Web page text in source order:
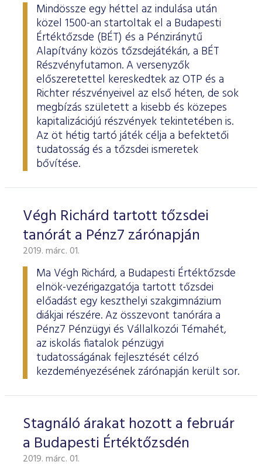
Mindössze egy héttel az indulása után
közel 1500-an startoltak el a Budapesti
Értéktőzsde (BÉT) és a Pénziránytű
Alapítvány közös tőzsdejátékán, a BÉT
Részvényfutamon. A versenyzők
előszeretettel kereskedtek az OTP és a
Richter részvényeivel az első héten, de sok
megbízás született a kisebb és közepes
kapitalizációjú részvények tekintetében is.
Az öt hétig tartó játék célja a befektetői
tudatosság és a tőzsdei ismeretek
bővítése.
Végh Richárd tartott tőzsdei
tanórát a Pénz7 zárónapján
2019. márc. 01.
Ma Végh Richárd, a Budapesti Értéktőzsde
elnök-vezérigazgatója tartott tőzsdei
előadást egy keszthelyi szakgimnázium
diákjai részére. Az összevont tanórára a
Pénz7 Pénzügyi és Vállalkozói Témahét,
az iskolás fiatalok pénzügyi
tudatosságának fejlesztését célzó
kezdeményezésének zárónapján került sor.
Stagnáló árakat hozott a február
a Budapesti Értéktőzsdén
2019. márc. 01.